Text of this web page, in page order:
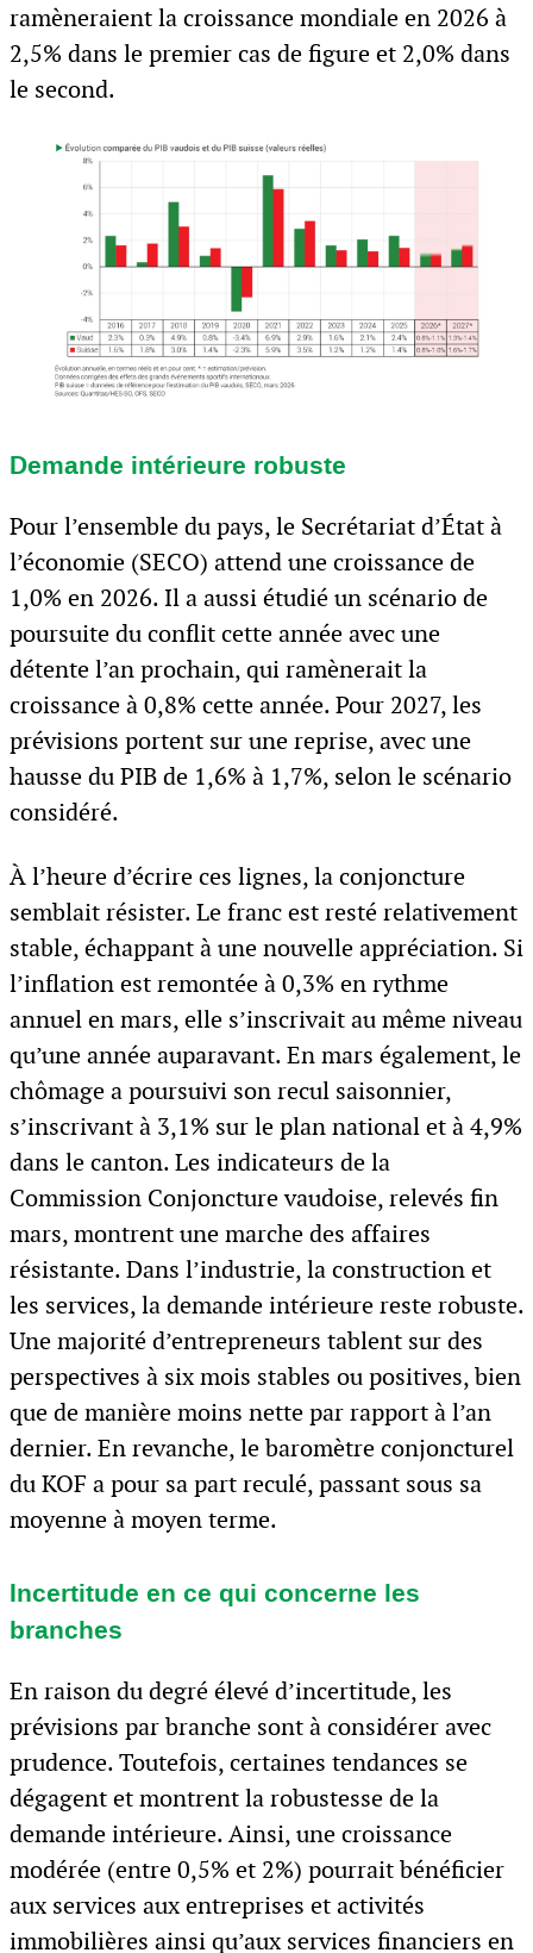
ramèneraient la croissance mondiale en 2026 à
2,5% dans le premier cas de figure et 2,0% dans
le second.
Demande intérieure robuste
Pour l’ensemble du pays, le Secrétariat d’État à
l’économie (SECO) attend une croissance de
1,0% en 2026. Il a aussi étudié un scénario de
poursuite du conflit cette année avec une
détente l’an prochain, qui ramènerait la
croissance à 0,8% cette année. Pour 2027, les
prévisions portent sur une reprise, avec une
hausse du PIB de 1,6% à 1,7%, selon le scénario
considéré.
À l’heure d’écrire ces lignes, la conjoncture
semblait résister. Le franc est resté relativement
stable, échappant à une nouvelle appréciation. Si
l’inflation est remontée à 0,3% en rythme
annuel en mars, elle s’inscrivait au même niveau
qu’une année auparavant. En mars également, le
chômage a poursuivi son recul saisonnier,
s’inscrivant à 3,1% sur le plan national et à 4,9%
dans le canton. Les indicateurs de la
Commission Conjoncture vaudoise, relevés fin
mars, montrent une marche des affaires
résistante. Dans l’industrie, la construction et
les services, la demande intérieure reste robuste.
Une majorité d’entrepreneurs tablent sur des
perspectives à six mois stables ou positives, bien
que de manière moins nette par rapport à l’an
dernier. En revanche, le baromètre conjoncturel
du KOF a pour sa part reculé, passant sous sa
moyenne à moyen terme.
Incertitude en ce qui concerne les
branches
En raison du degré élevé d’incertitude, les
prévisions par branche sont à considérer avec
prudence. Toutefois, certaines tendances se
dégagent et montrent la robustesse de la
demande intérieure. Ainsi, une croissance
modérée (entre 0,5% et 2%) pourrait bénéficier
aux services aux entreprises et activités
immobilières ainsi qu’aux services financiers en